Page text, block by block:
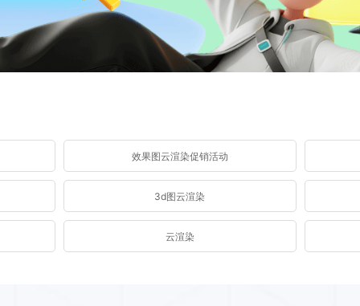
效果图云渲染促销活动
3d图云渲染
云渲染